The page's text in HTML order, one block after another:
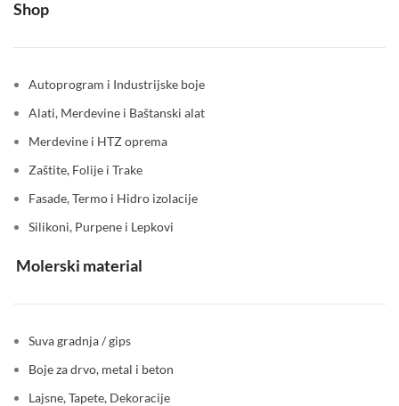
Shop
Autoprogram i Industrijske boje
Alati, Merdevine i Baštanski alat
Merdevine i HTZ oprema
Zaštite, Folije i Trake
Fasade, Termo i Hidro izolacije
Silikoni, Purpene i Lepkovi
Molerski material
Suva gradnja / gips
Boje za drvo, metal i beton
Lajsne, Tapete, Dekoracije